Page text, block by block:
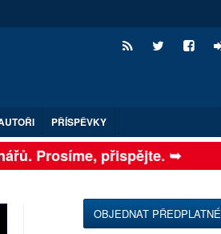
PŘÍSPĚVKY
Prosíme, přispějte. ➥
OBJEDNAT PŘEDPLATNÉ